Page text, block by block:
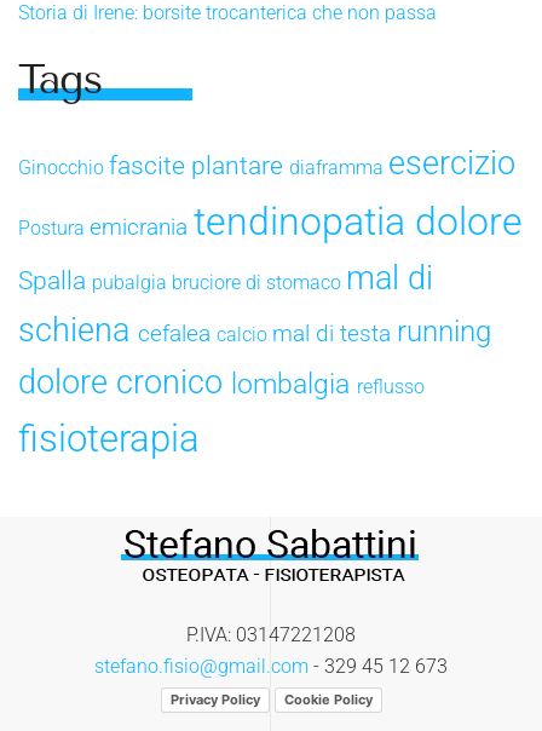
Storia di Irene: borsite trocanterica che non passa
Tags
Ginocchio fascite plantare diaframma esercizio
Postura emicrania tendinopatia dolore
Spalla pubalgia bruciore di stomaco mal di
schiena cefalea calcio mal di testa running
dolore cronico lombalgia reflusso
fisioterapia
P.IVA: 03147221208
stefano.fisio@gmail.com - 329 45 12 673
Privacy Policy Cookie Policy